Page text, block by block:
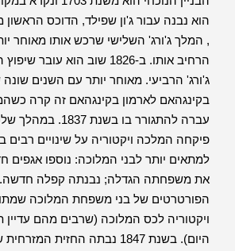
הוא נבנה עבור ג'ון שפילד, הדוכס הראשון
הרחיב אותו. ב-1826 שוב הוא
ג'ורג' הרביעי. מאוחר יותר עם השנים
בקינגהאם לארמון בקינגהאם זה קרה
עברה להתגורר בו
פיקחה המלכה ויקטוריה על שינויים רבים
למתאים יותר לבני המלוכה: נוספו אגפים
את משפחתה הגדלה; נבנתה קפלה חדשה.
הפורטרטים של בני משפחת המלוכה שמתו
ויקטוריה לכס המלוכה (שרבים מהם עדיין
היום). בשנת 1847 נבתה החזית